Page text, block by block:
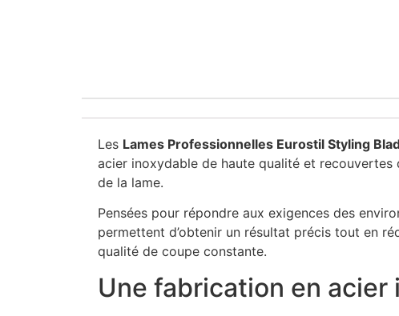
Les Lames Professionnelles Eurostil Styling
acier inoxydable de haute qualité et recouvertes
de la lame.
Pensées pour répondre aux exigences des
permettent d’obtenir un résultat précis tout en
qualité de coupe constante.
Une fabrication en